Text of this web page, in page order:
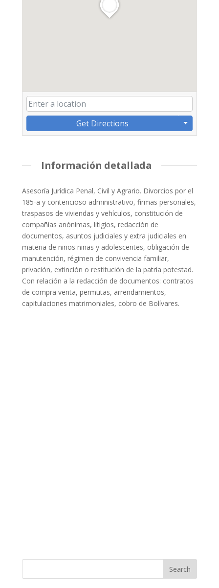
Get Directions
Información detallada
Asesoría Jurídica Penal, Civil y Agrario. Divorcios por el
185-a y contencioso administrativo, firmas personales,
traspasos de viviendas y vehículos, constitución de
compañías anónimas, litigios, redacción de
documentos, asuntos judiciales y extra judiciales en
materia de niños niñas y adolescentes, obligación de
manutención, régimen de convivencia familiar,
privación, extinción o restitución de la patria potestad.
Con relación a la redacción de documentos: contratos
de compra venta, permutas, arrendamientos,
capitulaciones matrimoniales, cobro de Bolívares.